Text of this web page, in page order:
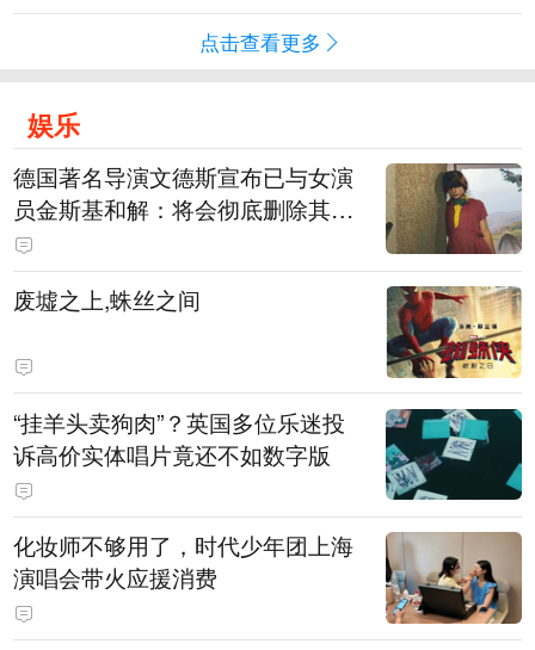
点击查看更多
娱乐
德国著名导演文德斯宣布已与女演
员金斯基和解：将会彻底删除其上
身裸露的画面
废墟之上,蛛丝之间
“挂羊头卖狗肉”？英国多位乐迷投
诉高价实体唱片竟还不如数字版
化妆师不够用了，时代少年团上海
演唱会带火应援消费